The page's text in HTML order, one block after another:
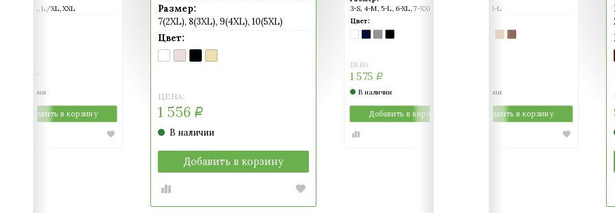
S/M, M/L, L/XL, XXL
Р
В наличии
Добавить в корзину
Размер:
7(2XL), 8(3XL), 9(4XL), 10(5XL)
Цвет:
BIANCO
(белый)
CIPRIA
(молочно-
NERO
(черный)
SKIN
(телесный)
ЦЕНА:
1 556 Р
В наличии
Добавить в корзину
3-S, 4-M, 5-L, 6-XL, 7-XXL
Цвет:
BIANCO
(белый)
BLU
(темно-
GRIGIO
(серый)
NERO
(черный)
ЦЕНА:
1 575 Р
В наличии
Добавить в корзину Добавить в
2-S, 3-M, 4-L
(бронзовый)
(черный)
NOCE
(грецкий
PLAYA
(светло-
THE
(легкий
В наличии
Добавить в корзину